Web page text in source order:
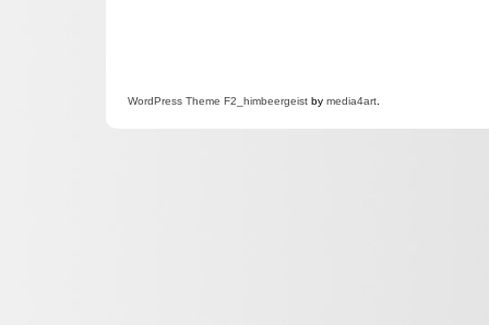
WordPress Theme F2 _himbeergeist by media4art